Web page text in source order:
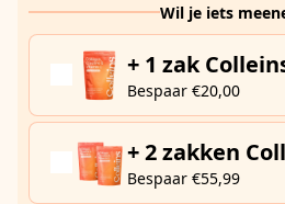
Wil je iets
+ 1 zak
Bespaar €20,00
+ 2 zakken
Bespaar €55,99